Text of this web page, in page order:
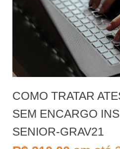
COMO TRATAR
SEM ENCARGO
SENIOR-GRAV21